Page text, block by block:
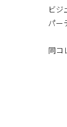
ビジ
パー
同コ